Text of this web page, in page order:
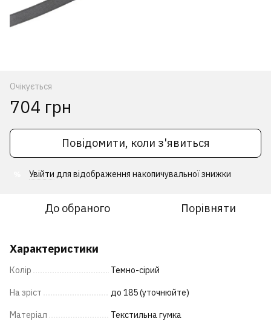
Очікується
704 грн
Повідомити, коли з'явиться
Увійти для відображення накопичувальної знижки
До обраного Порівняти
Характеристики
Колір Темно-сірий
На зріст до 185 (уточнюйте)
Матеріал Текстильна гумка